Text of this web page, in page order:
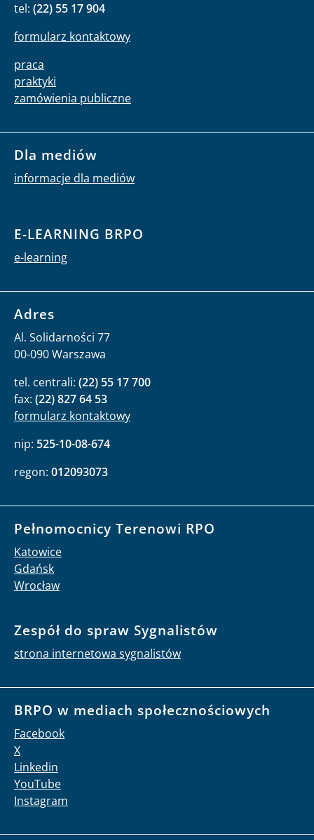
tel: (22) 55 17 904
formularz kontaktowy
praca
praktyki
zamówienia publiczne
Dla mediów
informacje dla mediów
E-LEARNING BRPO
e-learning
Adres
Al. Solidarności 77
00-090 Warszawa
tel. centrali: (22) 55 17 700
fax: (22) 827 64 53
formularz kontaktowy
nip: 525-10-08-674
regon: 012093073
Pełnomocnicy Terenowi RPO
Katowice
Gdańsk
Wrocław
Zespół do spraw Sygnalistów
strona internetowa sygnalistów
BRPO w mediach społecznościowych
Facebook
X
Linkedin
YouTube
Instagram